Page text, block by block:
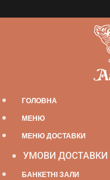
ГОЛОВНА
МЕНЮ
МЕНЮ ДОСТАВКИ
УМОВИ ДОСТАВКИ
БАНКЕТНІ ЗАЛИ